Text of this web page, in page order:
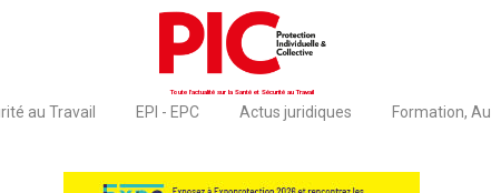
Toute l'actualité sur la Santé et Sécurité au Travail
au Travail EPI - EPC Actus juridiques Formation,